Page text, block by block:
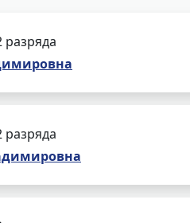
разряда
разряда